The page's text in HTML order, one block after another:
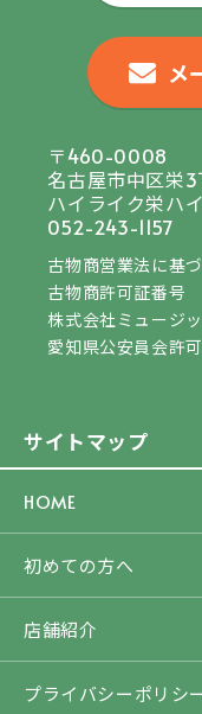
サイトマップ
HOME
初めての方へ
店舗紹介
プライバシーポリシ
メ
〒460-0008
名古屋市中区栄
ハイライク栄ハ
052-243-1157
古物商営業法に基
古物商許可証番号
株式会社ミュージ
愛知県公安員会許